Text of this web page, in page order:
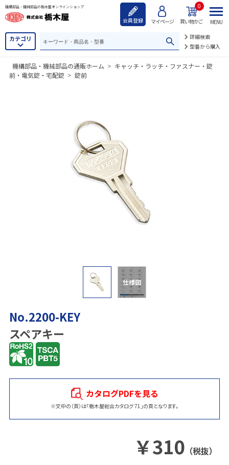
機構部品・機械部品の栃木屋オンラインショップ
会員登録 マイページ 買い物かご
0
カテゴリ
詳細検索
型番から購入
MENU
機構部品・機械部品の通販ホーム > キャッチ・ラッチ・ファスナー・錠
前・電気錠・宅配錠 > 錠前
仕様図
No.2200-KEY
スペアキー
カタログPDFを見る
※文中の（頁）は「栃木屋総合カタログ 71」の頁となります。
￥310 （税抜）